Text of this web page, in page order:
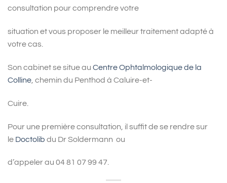
consultation pour comprendre votre
situation et vous proposer le meilleur traitement adapté à
votre cas.
Son cabinet se situe au Centre Ophtalmologique de la
Colline , chemin du Penthod à Caluire-et-
Cuire.
Pour une première consultation, il suffit de se rendre sur
le Doctolib du Dr Soldermann ou
d’appeler au 04 81 07 99 47.